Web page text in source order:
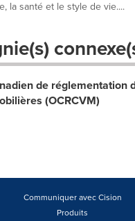
la santé et le style de vie....
de réglementation
(OCRCVM)
Communiquer avec Cision
Produits